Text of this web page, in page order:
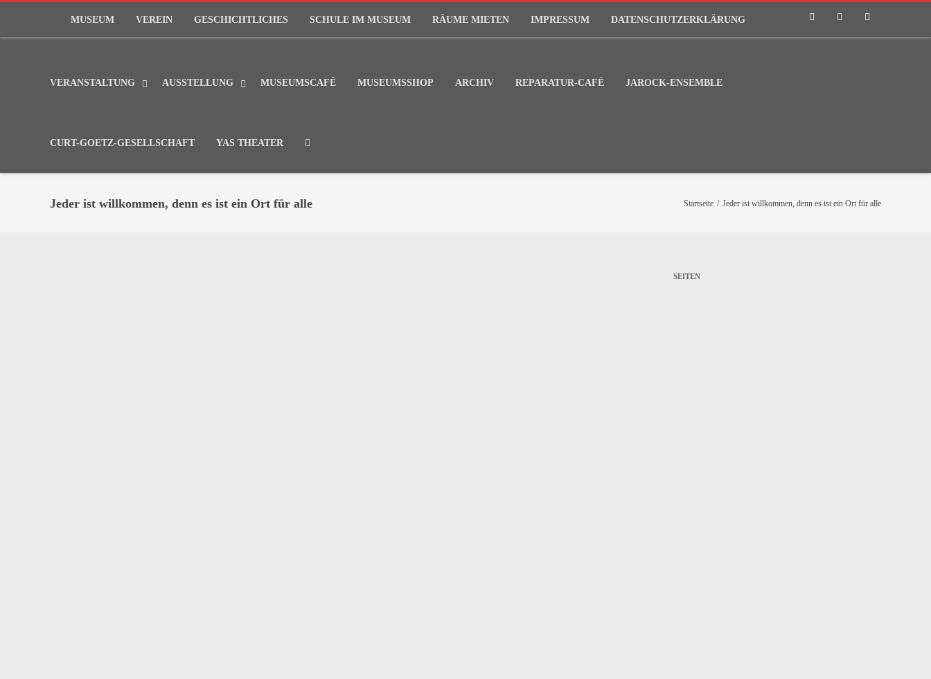
MUSEUM VEREIN GESCHICHTLICHES SCHULE IM MUSEUM RÄUME MIETEN IMPRESSUM DATENSCHUTZERKLÄRUNG
VERANSTALTUNG AUSSTELLUNG MUSEUMSCAFÉ MUSEUMSSHOP ARCHIV REPARATUR-CAFÉ JAROCK-ENSEMBLE
CURT-GOETZ-GESELLSCHAFT YAS THEATER
Jeder ist willkommen, denn es ist ein Ort für alle Startseite / Jeder ist willkommen, denn es ist ein Ort für alle
SEITEN